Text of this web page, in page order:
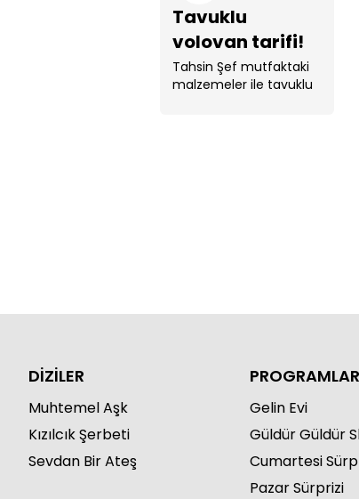
Tavuklu
volovan tarifi!
Tahsin Şef mutfaktaki
malzemeler ile tavuklu
DİZİLER
Muhtemel Aşk
Kızılcık Şerbeti
Sevdan Bir Ateş
PROGRAMLAR
Gelin Evi
Güldür Güldür
Cumartesi
Pazar Sürprizi